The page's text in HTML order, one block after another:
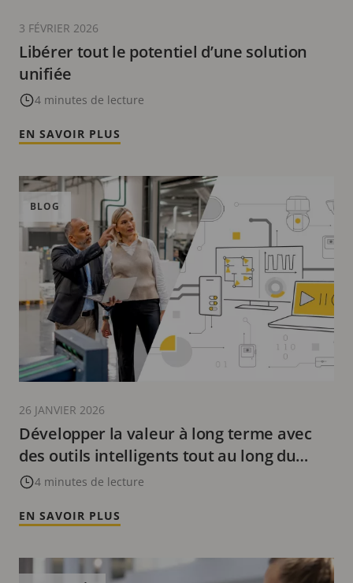
Libérer tout le potentiel d’une solution
unifiée
4 minutes de lecture
3 FÉVRIER 2026
EN SAVOIR PLUS
Développer la valeur à long terme avec
des outils intelligents tout au long du
parcours client
4 minutes de lecture
BLOG
26 JANVIER 2026
EN SAVOIR PLUS